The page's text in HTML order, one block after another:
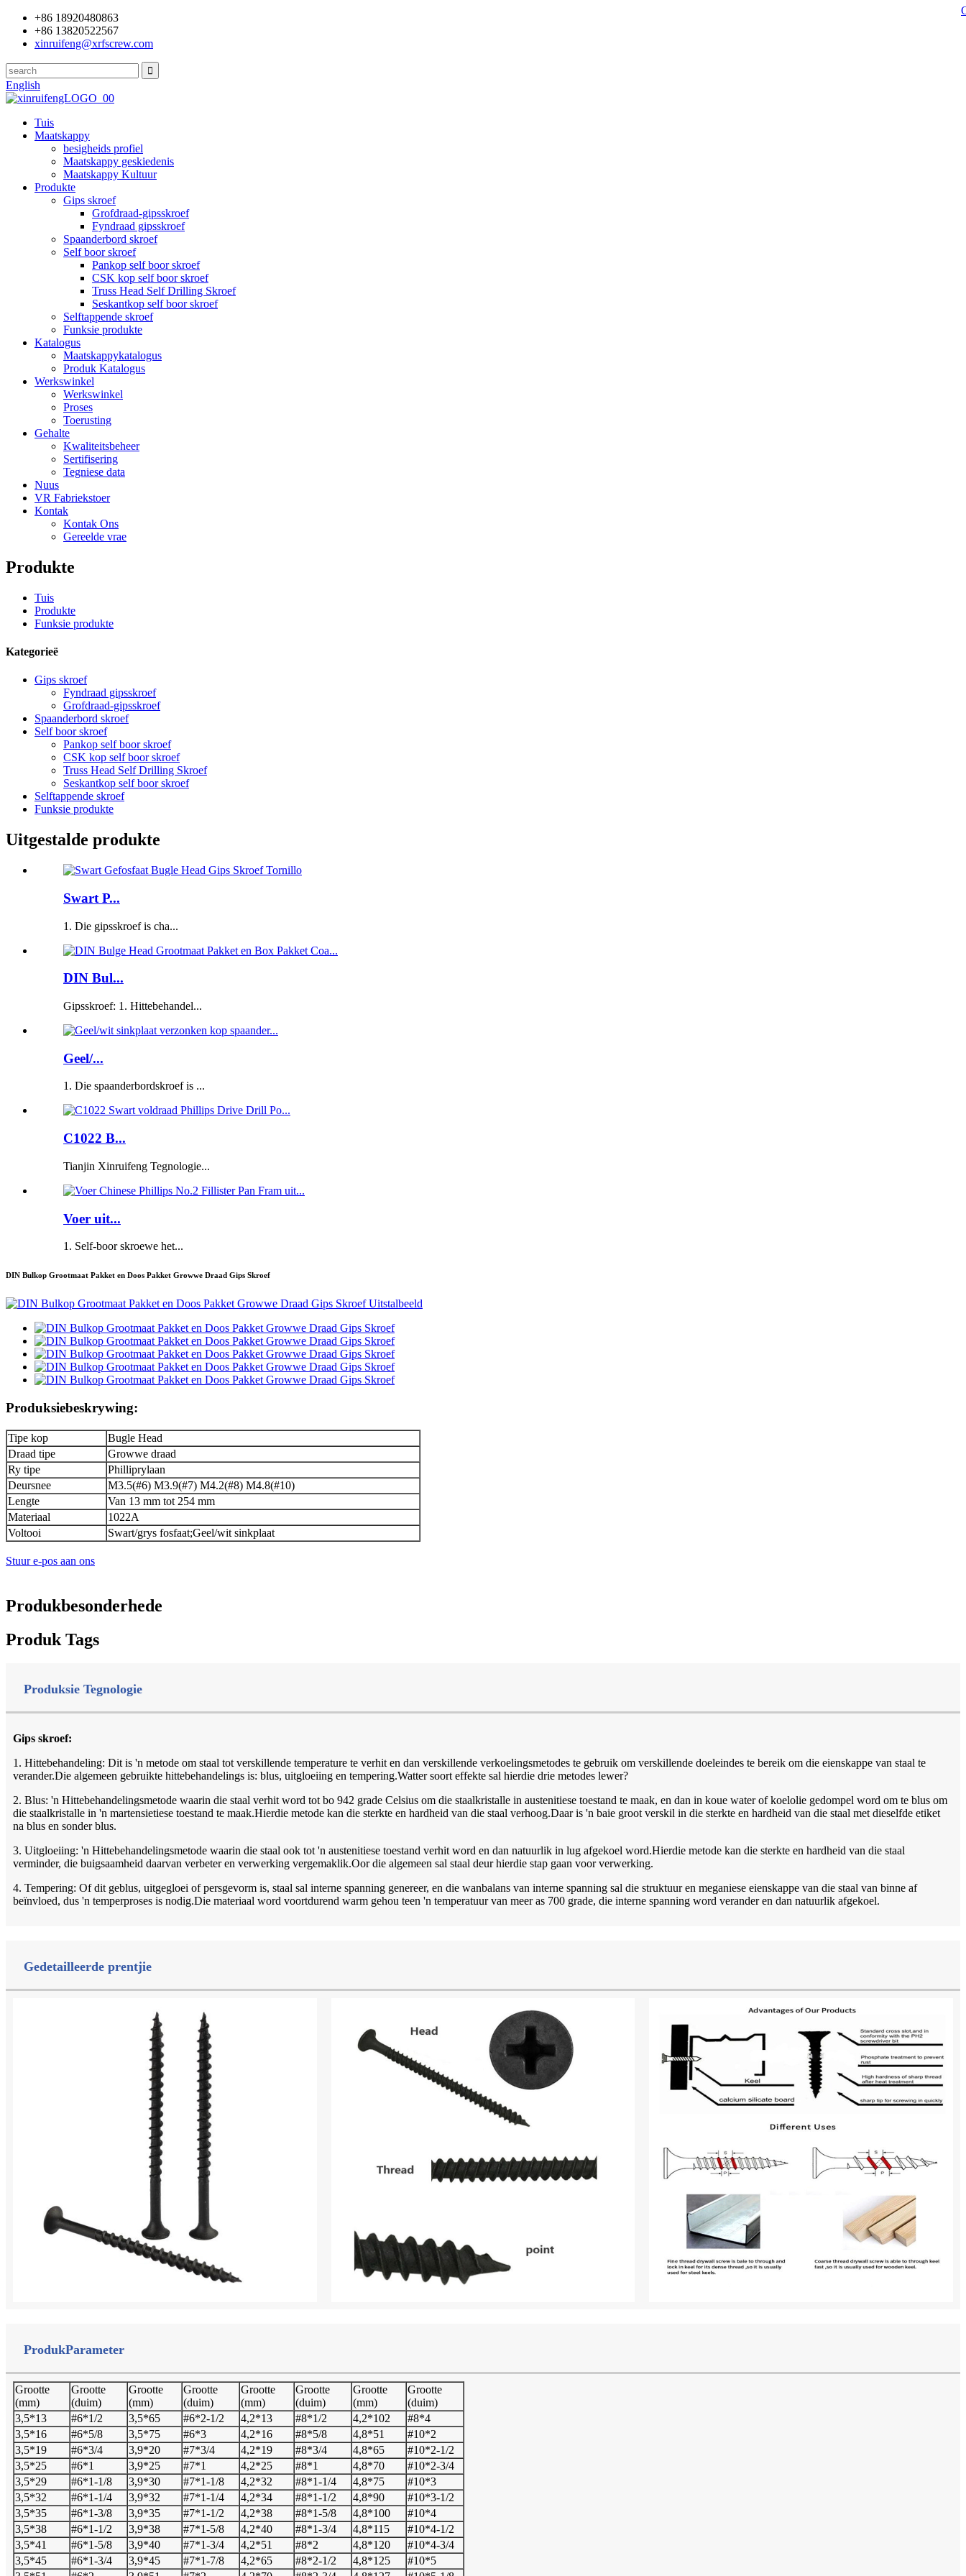
+86 18920480863
+86 13820522567
xinruifeng@xrfscrew.com
English
Tuis
Maatskappy
besigheids profiel
Maatskappy geskiedenis
Maatskappy Kultuur
Produkte
Gips skroef
Grofdraad-gipsskroef
Fyndraad gipsskroef
Spaanderbord skroef
Self boor skroef
Pankop self boor skroef
CSK kop self boor skroef
Truss Head Self Drilling Skroef
Seskantkop self boor skroef
Selftappende skroef
Funksie produkte
Katalogus
Maatskappykatalogus
Produk Katalogus
Werkswinkel
Werkswinkel
Proses
Toerusting
Gehalte
Kwaliteitsbeheer
Sertifisering
Tegniese data
Nuus
VR Fabriekstoer
Kontak
Kontak Ons
Gereelde vrae
Produkte
Tuis
Produkte
Funksie produkte
Kategorieë
Gips skroef
Fyndraad gipsskroef
Grofdraad-gipsskroef
Spaanderbord skroef
Self boor skroef
Pankop self boor skroef
CSK kop self boor skroef
Truss Head Self Drilling Skroef
Seskantkop self boor skroef
Selftappende skroef
Funksie produkte
Uitgestalde produkte
Swart P...
1. Die gipsskroef is cha...
DIN Bul...
Gipsskroef: 1. Hittebehandel...
Geel/...
1. Die spaanderbordskroef is ...
C1022 B...
Tianjin Xinruifeng Tegnologie...
Voer uit...
1. Self-boor skroewe het...
DIN Bulkop Grootmaat Pakket en Doos Pakket Growwe Draad Gips Skroef
Produksiebeskrywing:
Tipe kop
Bugle Head
Draad tipe
Growwe draad
Ry tipe
Philliprylaan
Deursnee
M3.5(#6) M3.9(#7) M4.2(#8) M4.8(#10)
Lengte
Van 13 mm tot 254 mm
Materiaal
1022A
Voltooi
Swart/grys fosfaat;Geel/wit sinkplaat
Stuur e-pos aan ons
Produkbesonderhede
Produk Tags
Produksie Tegnologie
Gips skroef:
1. Hittebehandeling: Dit is 'n metode om staal tot verskillende temperature te verhit en dan verskillende verkoelingsmetodes te gebruik om verskillende doeleindes te bereik om die eienskappe van staal te
verander.Die algemeen gebruikte hittebehandelings is: blus, uitgloeiing en tempering.Watter soort effekte sal hierdie drie metodes lewer?
2. Blus: 'n Hittebehandelingsmetode waarin die staal verhit word tot bo 942 grade Celsius om die staalkristalle in austenitiese toestand te maak, en dan in koue water of koelolie gedompel word om te blus om
die staalkristalle in 'n martensietiese toestand te maak.Hierdie metode kan die sterkte en hardheid van die staal verhoog.Daar is 'n baie groot verskil in die sterkte en hardheid van die staal met dieselfde etiket
na blus en sonder blus.
3. Uitgloeiing: 'n Hittebehandelingsmetode waarin die staal ook tot 'n austenitiese toestand verhit word en dan natuurlik in lug afgekoel word.Hierdie metode kan die sterkte en hardheid van die staal
verminder, die buigsaamheid daarvan verbeter en verwerking vergemaklik.Oor die algemeen sal staal deur hierdie stap gaan voor verwerking.
4. Tempering: Of dit geblus, uitgegloei of persgevorm is, staal sal interne spanning genereer, en die wanbalans van interne spanning sal die struktuur en meganiese eienskappe van die staal van binne af
beïnvloed, dus 'n temperproses is nodig.Die materiaal word voortdurend warm gehou teen 'n temperatuur van meer as 700 grade, die interne spanning word verander en dan natuurlik afgekoel.
Gedetailleerde prentjie
ProdukParameter
Grootte
(mm)
Grootte
(duim)
Grootte
(mm)
Grootte
(duim)
Grootte
(mm)
Grootte
(duim)
Grootte
(mm)
Grootte
(duim)
3,5*13
#6*1/2 3,5*65 #6*2-1/2 4,2*13 #8*1/2 4,2*102
#8*4
3,5*16
#6*5/8 3,5*75 #6*3 4,2*16 #8*5/8 4,8*51
#10*2
3,5*19
#6*3/4 3,9*20 #7*3/4 4,2*19 #8*3/4 4,8*65
#10*2-1/2
3,5*25
#6*1 3,9*25 #7*1 4,2*25 #8*1 4,8*70
#10*2-3/4
3,5*29
#6*1-1/8 3,9*30 #7*1-1/8 4,2*32 #8*1-1/4 4,8*75
#10*3
3,5*32
#6*1-1/4 3,9*32 #7*1-1/4 4,2*34 #8*1-1/2 4,8*90
#10*3-1/2
3,5*35
#6*1-3/8 3,9*35 #7*1-1/2 4,2*38 #8*1-5/8 4,8*100
#10*4
3,5*38
#6*1-1/2 3,9*38 #7*1-5/8 4,2*40 #8*1-3/4 4,8*115
#10*4-1/2
3,5*41
#6*1-5/8 3,9*40 #7*1-3/4 4,2*51 #8*2 4,8*120
#10*4-3/4
3,5*45
#6*1-3/4 3,9*45 #7*1-7/8 4,2*65 #8*2-1/2 4,8*125
#10*5